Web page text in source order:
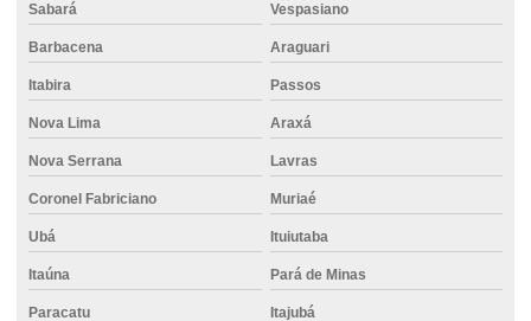
Cimento para concreto armado
Cimento em contagem
Cimento csn
Cimento em curvelo
Cimento direto do fornecedor
Cimento distribuidora
Sabará Vespasiano
Barbacena Araguari
Itabira Passos
Nova Lima Araxá
Nova Serrana Lavras
Coronel Fabriciano Muriaé
Ubá Ituiutaba
Itaúna Pará de Minas
Paracatu Itajubá